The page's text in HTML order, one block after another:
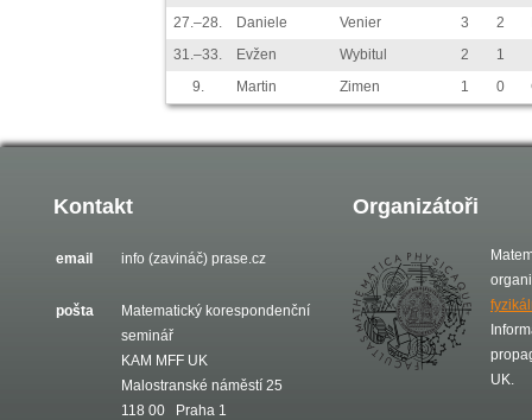
27.–28.
Daniele Venier 3 2
31.–33.
Evžen Wybitul 2
1
9.
Martin Zimen 1 0
Kontakt
email info (zavináč) prase.cz
pošta
Matematický korespondenční
seminář
KAM MFF UK
Malostranské náměstí 25
118 00 Praha 1
Organizátoři
UK.